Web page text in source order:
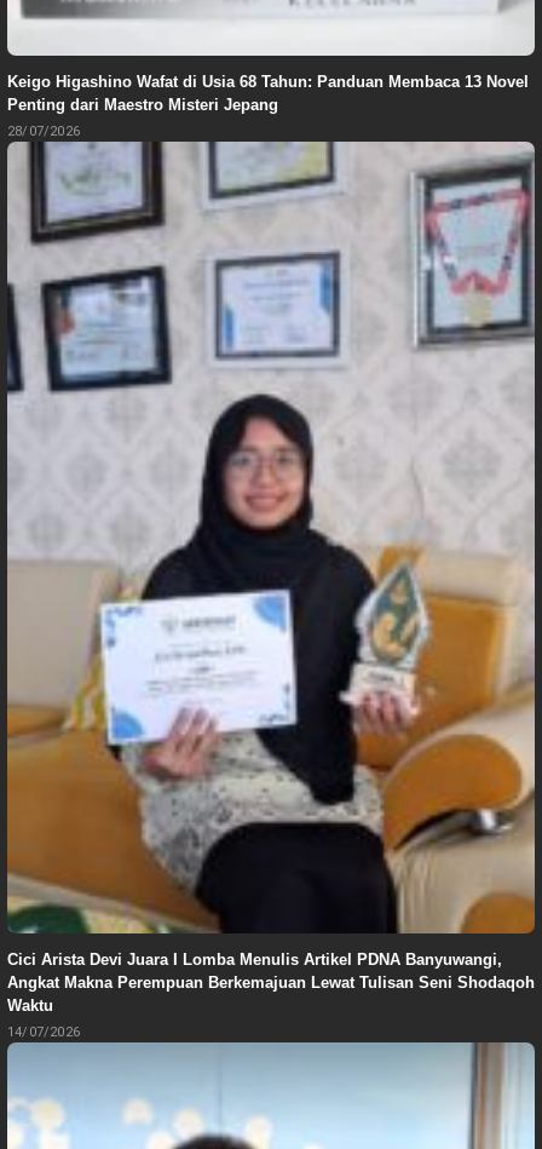
Keigo Higashino Wafat di Usia 68 Tahun: Panduan Membaca 13 Novel
Penting dari Maestro Misteri Jepang
28/07/2026
Cici Arista Devi Juara I Lomba Menulis Artikel PDNA Banyuwangi,
Angkat Makna Perempuan Berkemajuan Lewat Tulisan Seni Shodaqoh
Waktu
14/07/2026